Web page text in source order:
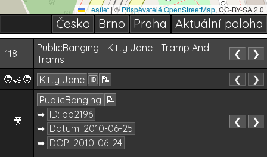
Leaflet|©Přispěvatelé OpenStreetMap, CC-BY-SA 2.0
Česko Brno Praha Aktuální poloha
118
PublicBanging - Kitty Jane - Tramp And
Trams
❮ ❯
🧑‍🤝‍🧑 Kitty Jane 🆔 📝 ❮ ❯
🎥
PublicBanging 📝
➥ ID: pb2196
➥ Datum: 2010-06-25
➥ DOP: 2010-06-24
❮ ❯